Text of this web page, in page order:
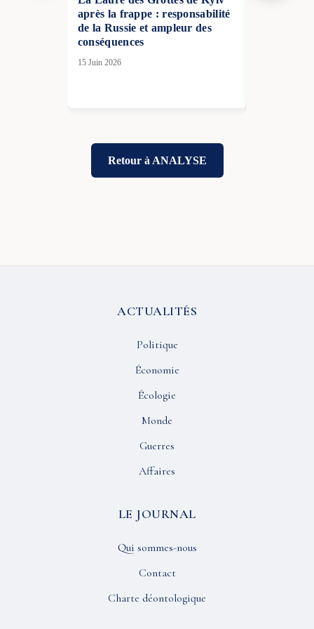
après la frappe : responsabilité
de la Russie et ampleur des
conséquences
15 Juin 2026
Retour à ANALYSE
ACTUALITÉS
Politique
Économie
Écologie
Monde
Guerres
Affaires
LE JOURNAL
Qui sommes-nous
Contact
Charte déontologique